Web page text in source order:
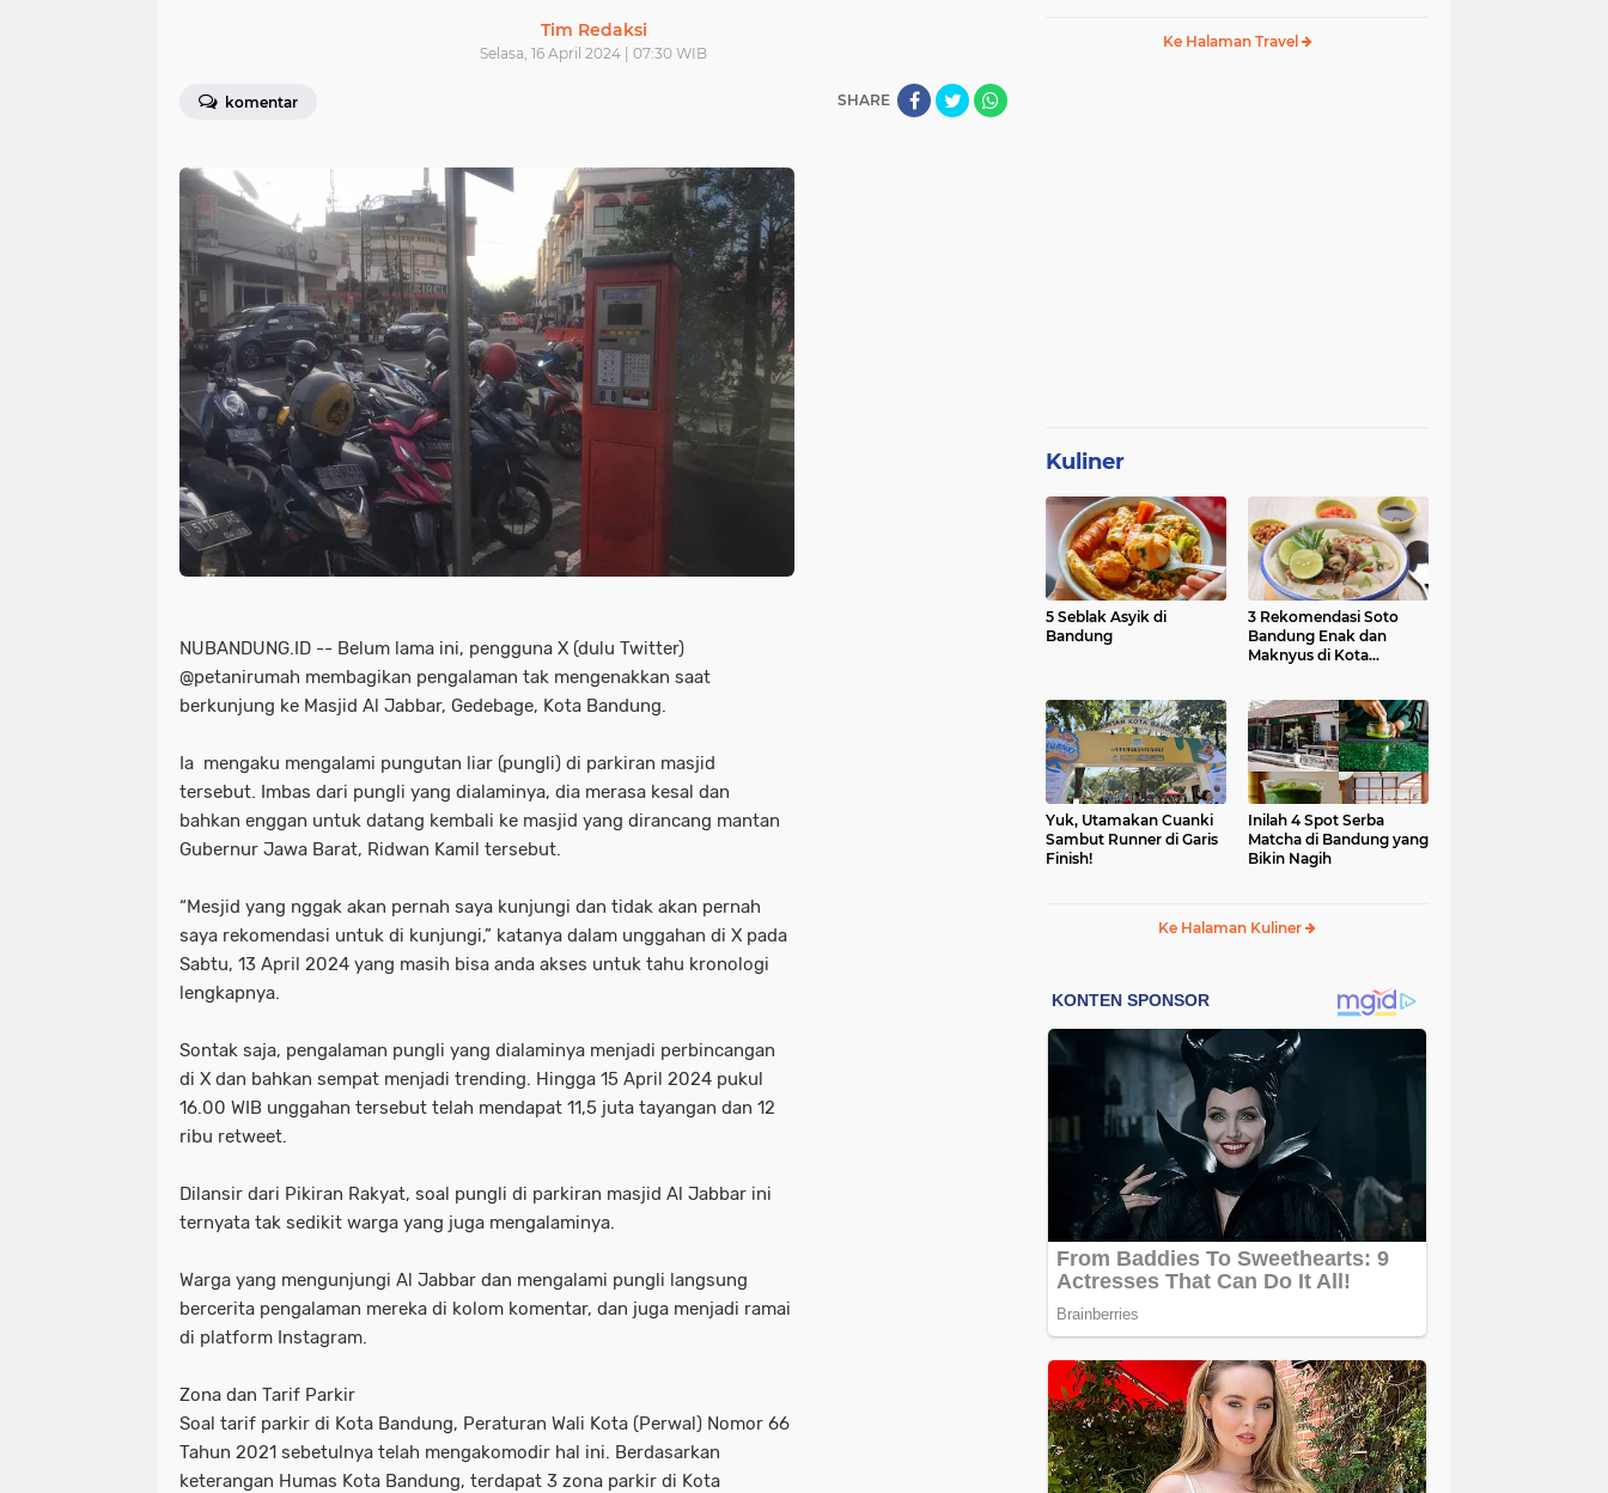
Tim Redaksi
Selasa, 16 April 2024 | 07:30 WIB
komentar SHARE
NUBANDUNG.ID -- Belum lama ini, pengguna X (dulu Twitter)
@petanirumah membagikan pengalaman tak mengenakkan saat
berkunjung ke Masjid Al Jabbar, Gedebage, Kota Bandung.
Ia mengaku mengalami pungutan liar (pungli) di parkiran masjid
tersebut. Imbas dari pungli yang dialaminya, dia merasa kesal dan
bahkan enggan untuk datang kembali ke masjid yang dirancang mantan
Gubernur Jawa Barat, Ridwan Kamil tersebut.
“Mesjid yang nggak akan pernah saya kunjungi dan tidak akan pernah
saya rekomendasi untuk di kunjungi,” katanya dalam unggahan di X pada
Sabtu, 13 April 2024 yang masih bisa anda akses untuk tahu kronologi
lengkapnya.
Sontak saja, pengalaman pungli yang dialaminya menjadi perbincangan
di X dan bahkan sempat menjadi trending. Hingga 15 April 2024 pukul
16.00 WIB unggahan tersebut telah mendapat 11,5 juta tayangan dan 12
ribu retweet.
Dilansir dari Pikiran Rakyat, soal pungli di parkiran masjid Al Jabbar ini
ternyata tak sedikit warga yang juga mengalaminya.
Warga yang mengunjungi Al Jabbar dan mengalami pungli langsung
bercerita pengalaman mereka di kolom komentar, dan juga menjadi ramai
di platform Instagram.
Zona dan Tarif Parkir
Soal tarif parkir di Kota Bandung, Peraturan Wali Kota (Perwal) Nomor 66
Tahun 2021 sebetulnya telah mengakomodir hal ini. Berdasarkan
keterangan Humas Kota Bandung, terdapat 3 zona parkir di Kota
Ke Halaman Travel
Kuliner
5 Seblak Asyik di
Bandung
3 Rekomendasi Soto
Bandung Enak dan
Maknyus di Kota
Yuk, Utamakan Cuanki
Sambut Runner di Garis
Finish!
Inilah 4 Spot Serba
Matcha di Bandung yang
Bikin Nagih
Ke Halaman Kuliner